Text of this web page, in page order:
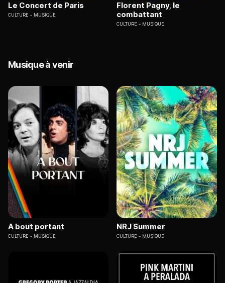
Le Concert de Paris
CULTURE MUSIQUE
Florent Pagny, le
combattant
CULTURE MUSIQUE
Musique à venir
A bout portant
CULTURE MUSIQUE
NRJ Summer
CULTURE MUSIQUE